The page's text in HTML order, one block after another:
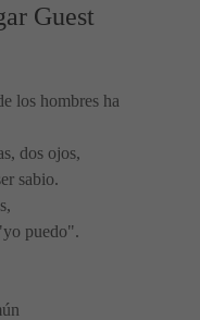
Guest
los hombres ha
dos ojos,
sabio.
puedo".